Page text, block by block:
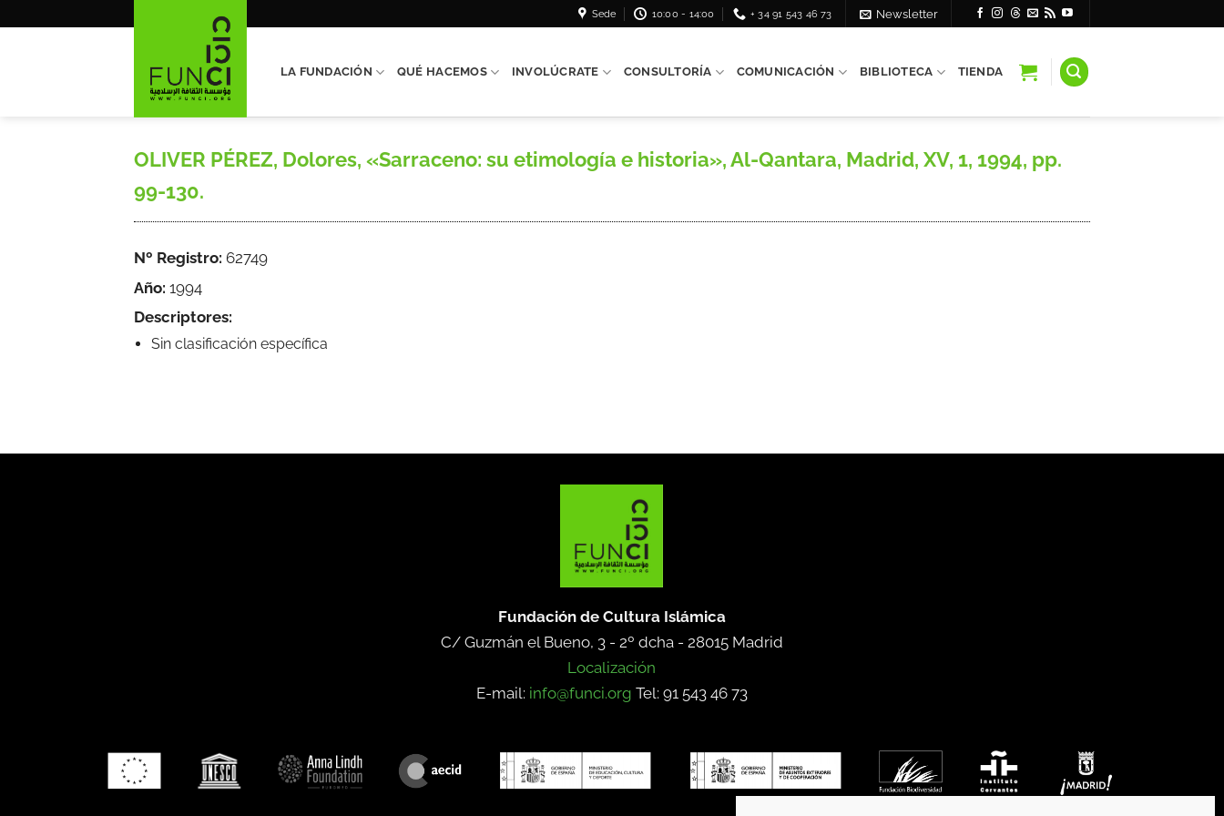
Sede 10:00 - 14:00 + 34 91 543 46 73 Newsletter
LA FUNDACIÓN QUÉ HACEMOS INVOLÚCRATE CONSULTORÍA COMUNICACIÓN BIBLIOTECA TIENDA
OLIVER PÉREZ, Dolores, «Sarraceno: su etimología e historia», Al-Qantara, Madrid, XV, 1, 1994, pp.
99-130.
Nº Registro: 62749
Año: 1994
Descriptores:
Sin clasificación específica
Fundación de Cultura Islámica
C/ Guzmán el Bueno, 3 - 2º dcha - 28015 Madrid
Localización
E-mail: info@funci.org Tel: 91 543 46 73